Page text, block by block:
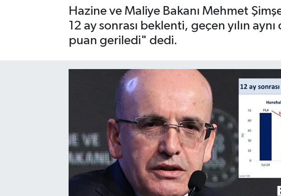
Hazine ve Maliye Bakanı Mehmet
12 ay sonrası beklenti, geçen yılın
puan geriledi" dedi.
Gayrimenkul